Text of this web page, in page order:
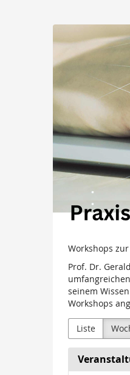
zur
in
–
Prof.
Gerald
Workshops
Prof. Dr.
seinem
Workshops
Liste